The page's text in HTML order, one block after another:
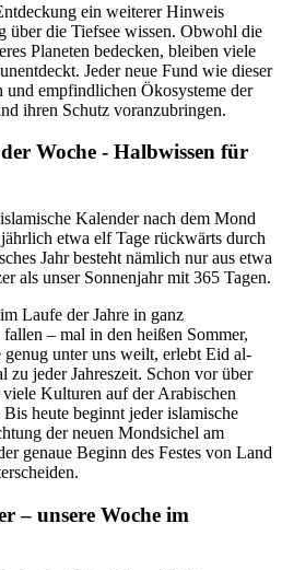
ein weiterer Hinweis
über die Tiefsee wissen. Obwohl die
Planeten bedecken, bleiben viele
Jeder neue Fund wie dieser
empfindlichen Ökosysteme der
ihren Schutz voranzubringen.
Woche - Halbwissen für
Kalender nach dem Mond
etwa elf Tage rückwärts durch
Jahr besteht nämlich nur aus etwa
als unser Sonnenjahr mit 365 Tagen.
Laufe der Jahre in ganz
– mal in den heißen Sommer,
unter uns weilt, erlebt Eid al-
zu jeder Jahreszeit. Schon vor über
Kulturen auf der Arabischen
heute beginnt jeder islamische
der neuen Mondsichel am
genaue Beginn des Festes von Land
– unsere Woche im